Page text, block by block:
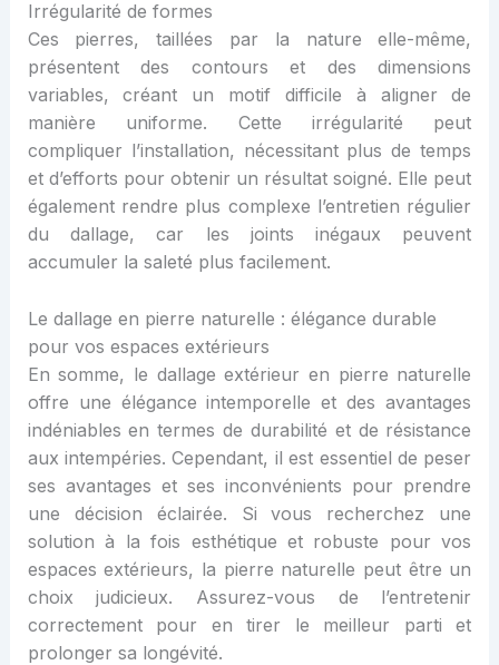
Irrégularité de formes
Ces pierres, taillées par la nature elle-même,
présentent des contours et des dimensions
variables, créant un motif difficile à aligner de
manière uniforme. Cette irrégularité peut
compliquer l’installation, nécessitant plus de temps
et d’efforts pour obtenir un résultat soigné. Elle peut
également rendre plus complexe l’entretien régulier
du dallage, car les joints inégaux peuvent
accumuler la saleté plus facilement.
Le dallage en pierre naturelle : élégance durable
pour vos espaces extérieurs
En somme, le dallage extérieur en pierre naturelle
offre une élégance intemporelle et des avantages
indéniables en termes de durabilité et de résistance
aux intempéries. Cependant, il est essentiel de peser
ses avantages et ses inconvénients pour prendre
une décision éclairée. Si vous recherchez une
solution à la fois esthétique et robuste pour vos
espaces extérieurs, la pierre naturelle peut être un
choix judicieux. Assurez-vous de l’entretenir
correctement pour en tirer le meilleur parti et
prolonger sa longévité.